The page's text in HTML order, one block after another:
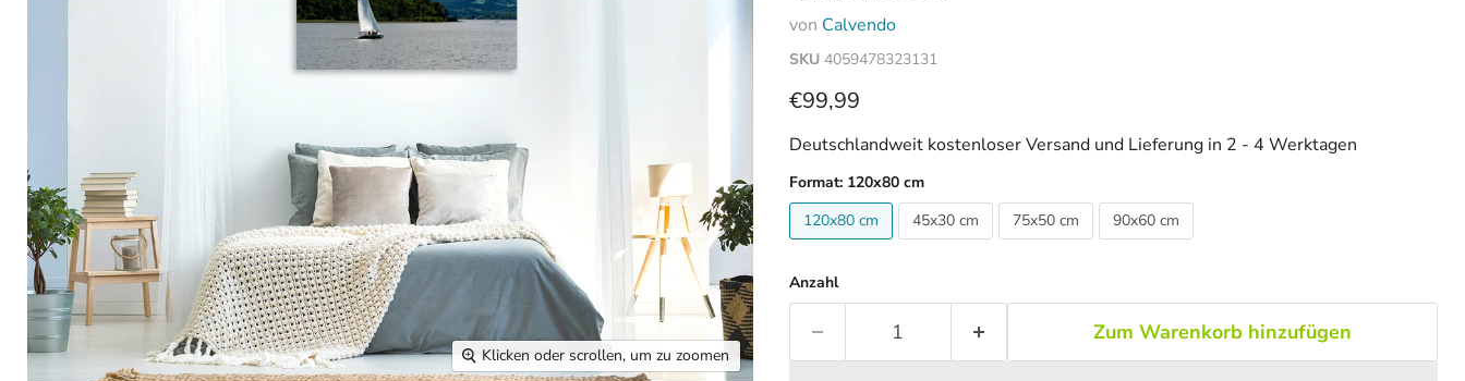
Klicken oder scrollen, um zu zoomen
von Calvendo
SKU 4059478323131
Aktueller Preis
€99,99
Deutschlandweit kostenloser Versand und Lieferung in 2 - 4 Werktagen
Format: 120x80 cm
120x80 cm
45x30 cm 75x50 cm 90x60 cm
Anzahl
Zum Warenkorb hinzufügen